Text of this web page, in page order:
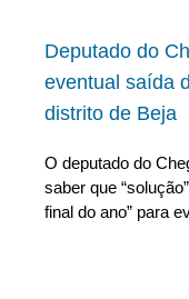
Deputado do
eventual saída
distrito de Beja
O deputado do
saber que
final do ano” para